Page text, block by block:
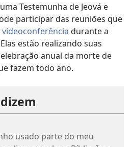
Testemunha de Jeová e
participar das reuniões que
videoconferência durante a
estão realizando suas
anual da morte de
fazem todo ano.
usado parte do meu